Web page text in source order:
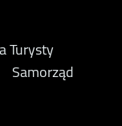
Turysty
Samorząd